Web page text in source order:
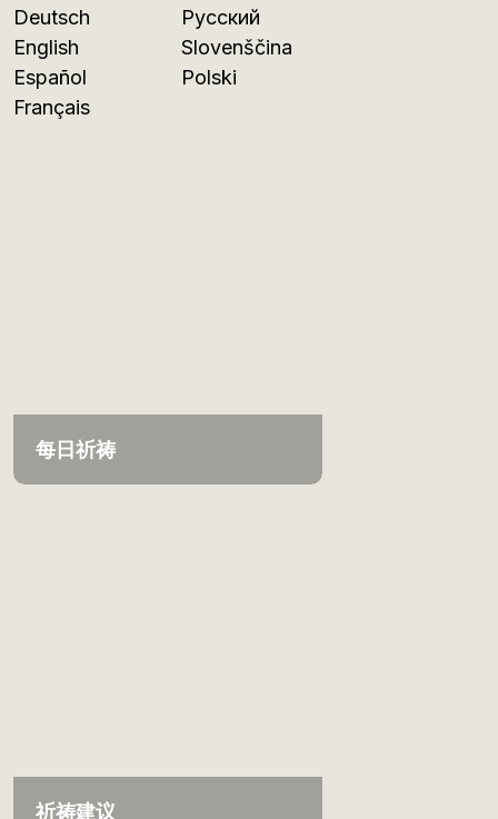
Deutsch
English
Español
Français
Русский
Slovenščina
Polski
每日祈祷
祈祷建议